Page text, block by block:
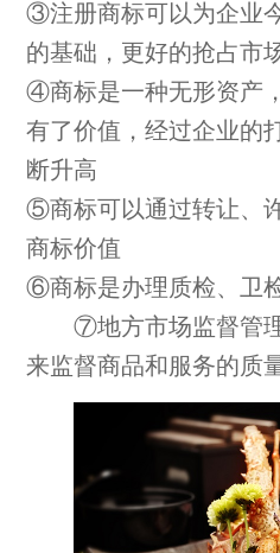
③注册商标可以为企业
的基础，更好的抢占市
④商标是一种无形资产
有了价值，经过企业的
断升高
⑤商标可以通过转让、
商标价值
⑥商标是办理质检、卫
⑦地方市场监督管
来监督商品和服务的质